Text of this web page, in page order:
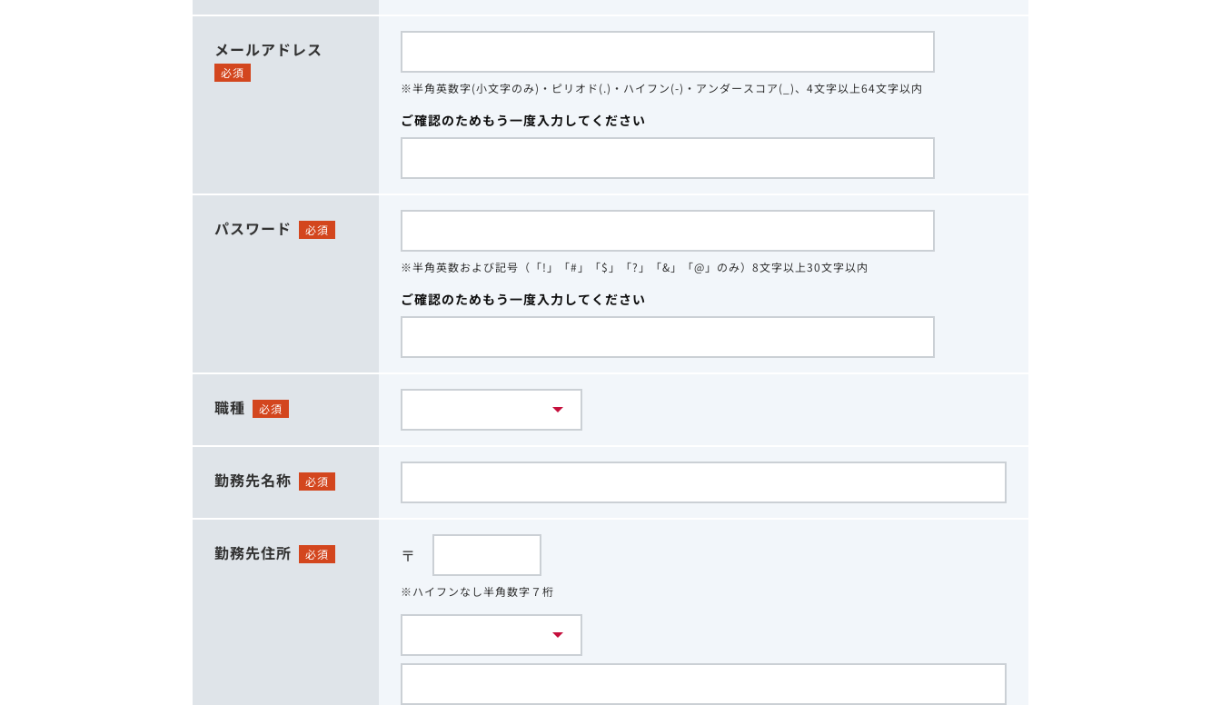
メールアドレス
必須
※半角英数字(小文字のみ)・ピリオド(.)・ハイフン(-)・アンダースコア(_)、4文字以上64文字以内
ご確認のためもう一度入力してください
パスワード 必須
※半角英数および記号（「!」「#」「$」「?」「&」「@」のみ）8文字以上30文字以内
ご確認のためもう一度入力してください
職種 必須
勤務先名称 必須
勤務先住所 必須 〒
※ハイフンなし半角数字７桁